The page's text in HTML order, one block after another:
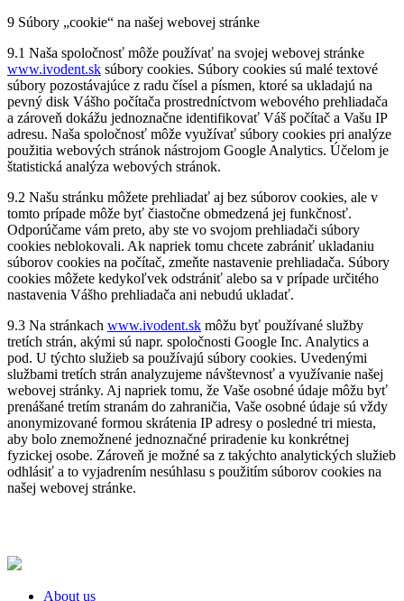
9 Súbory „cookie“ na našej webovej stránke
9.1 Naša spoločnosť môže používať na svojej webovej stránke
www.ivodent.sk súbory cookies. Súbory cookies sú malé textové
súbory pozostávajúce z radu čísel a písmen, ktoré sa ukladajú na
pevný disk Vášho počítača prostredníctvom webového prehliadača
a zároveň dokážu jednoznačne identifikovať Váš počítač a Vašu IP
adresu. Naša spoločnosť môže využívať súbory cookies pri analýze
použitia webových stránok nástrojom Google Analytics. Účelom je
štatistická analýza webových stránok.
9.2 Našu stránku môžete prehliadať aj bez súborov cookies, ale v
tomto prípade môže byť čiastočne obmedzená jej funkčnosť.
Odporúčame vám preto, aby ste vo svojom prehliadači súbory
cookies neblokovali. Ak napriek tomu chcete zabrániť ukladaniu
súborov cookies na počítač, zmeňte nastavenie prehliadača. Súbory
cookies môžete kedykoľvek odstrániť alebo sa v prípade určitého
nastavenia Vášho prehliadača ani nebudú ukladať.
9.3 Na stránkach www.ivodent.sk môžu byť používané služby
tretích strán, akými sú napr. spoločnosti Google Inc. Analytics a
pod. U týchto služieb sa používajú súbory cookies. Uvedenými
službami tretích strán analyzujeme návštevnosť a využívanie našej
webovej stránky. Aj napriek tomu, že Vaše osobné údaje môžu byť
prenášané tretím stranám do zahraničia, Vaše osobné údaje sú vždy
anonymizované formou skrátenia IP adresy o posledné tri miesta,
aby bolo znemožnené jednoznačné priradenie ku konkrétnej
fyzickej osobe. Zároveň je možné sa z takýchto analytických služieb
odhlásiť a to vyjadrením nesúhlasu s použitím súborov cookies na
našej webovej stránke.
About us